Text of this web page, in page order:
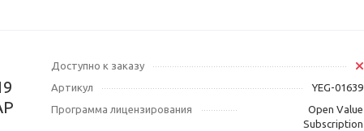
Доступно к заказу
Артикул
YEG-01639
Программа лицензирования
Open Value
Subscription